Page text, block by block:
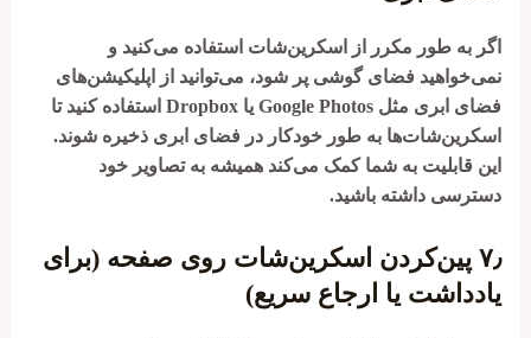
اگر به طور مکرر از اسکرین‌شات استفاده می‌کنید و
نمی‌خواهید فضای گوشی پر شود، می‌توانید از اپلیکیشن‌های
فضای ابری مثل Google Photos یا Dropbox استفاده کنید تا
اسکرین‌شات‌ها به طور خودکار در فضای ابری ذخیره شوند.
این قابلیت به شما کمک می‌کند همیشه به تصاویر خود
دسترسی داشته باشید.
۷٫ پین‌کردن اسکرین‌شات روی صفحه (برای
یادداشت یا ارجاع سریع)